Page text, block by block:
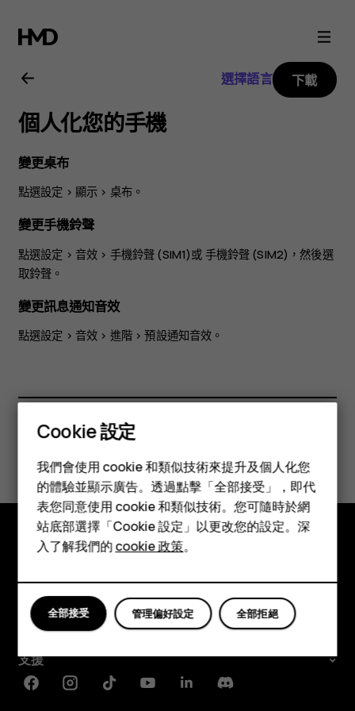
Nokia
C2
用
戶
指
南
智慧型手機
功能型手機
配件
平板電腦
選擇語言 下載
個人化您的手機
變更桌布
點選設定 > 顯示 > 桌布。
變更手機鈴聲
點選設定 > 音效 > 手機鈴聲 (SIM1)或 手機鈴聲 (SIM2) ，然後選
取鈴聲。
變更訊息通知音效
點選設定 > 音效 > 進階>預設通知音效 。
您認為這有幫助嗎？
是 否
探索
關於
Planet and people
支援
FacebookInstagramTiktokYoutubeLinkedinDiscord
Cookie 設定
我們會使用 cookie 和類似技術來提升及個人化您
的體驗並顯示廣告。透過點擊「全部接受」，即代
表您同意使用 cookie 和類似技術。您可隨時於網
站底部選擇「Cookie 設定」以更改您的設定。深
入了解我們的cookie 政策。
全部拒絕
管理偏好設定
全部接受